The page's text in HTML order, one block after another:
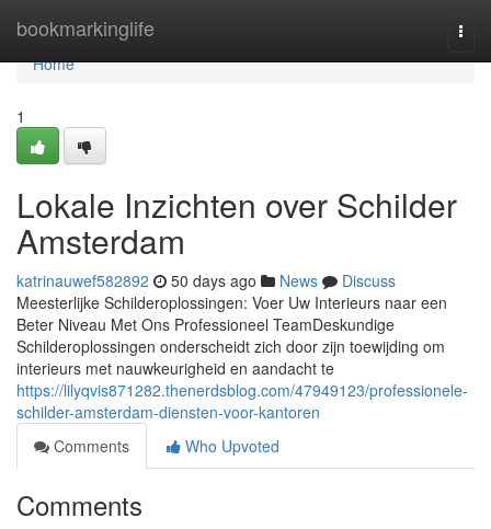
bookmarkinglife
Home
Home
1
Lokale Inzichten over Schilder
Amsterdam
katrinauwef582892 50 days ago News
Discuss
Meesterlijke Schilderoplossingen: Voer Uw Interieurs naar een
Beter Niveau Met Ons Professioneel TeamDeskundige
Schilderoplossingen onderscheidt zich door zijn toewijding om
interieurs met nauwkeurigheid en aandacht te
https://lilyqvis871282.thenerdsblog.com/47949123/professionele-
schilder-amsterdam-diensten-voor-kantoren
Comments
Who Upvoted
Comments